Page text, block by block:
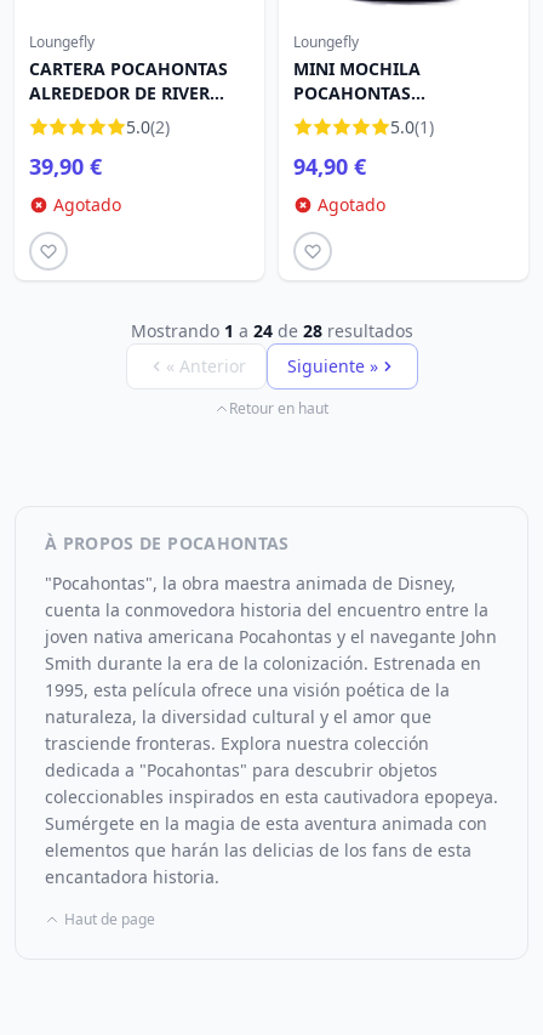
Loungefly
CARTERA POCAHONTAS
ALREDEDOR DE RIVER
BEND - DISNEY
LOUNGEFLY
5.0(2)
39,90 €
Agotado
Loungefly
MINI MOCHILA
POCAHONTAS
ALREDEDOR DEL RIVER
BEND - DISNEY
LOUNGEFLY
5.0(1)
94,90 €
Agotado
Mostrando 1 a 24de 28resultados
« Anterior
Siguiente »
Retour en haut
À PROPOS DE POCAHONTAS
"Pocahontas", la obra maestra animada de Disney,
cuenta la conmovedora historia del encuentro entre la
joven nativa americana Pocahontas y el navegante John
Smith durante la era de la colonización. Estrenada en
1995, esta película ofrece una visión poética de la
naturaleza, la diversidad cultural y el amor que
trasciende fronteras. Explora nuestra colección
dedicada a "Pocahontas" para descubrir objetos
coleccionables inspirados en esta cautivadora epopeya.
Sumérgete en la magia de esta aventura animada con
elementos que harán las delicias de los fans de esta
encantadora historia.
Haut de page